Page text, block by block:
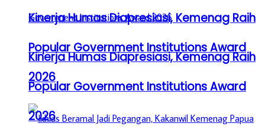
Kinerja Humas Diapresiasi, Kemenag Raih
Popular Government Institutions Award
2026
Kinerja Humas Diapresiasi, Kemenag Raih
Popular Government Institutions Award
2026